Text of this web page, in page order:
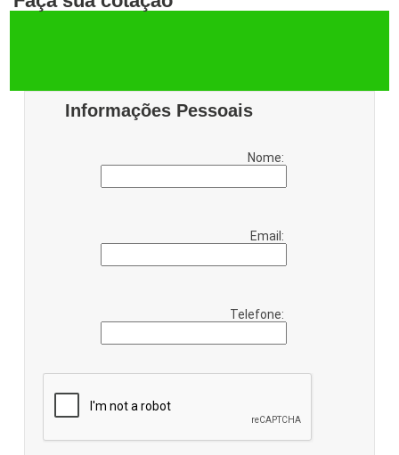
Informações Pessoais
Nome:
Email:
Telefone: